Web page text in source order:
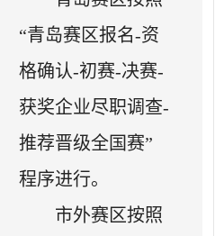
“青岛赛区报名-资
格确认-初赛-决赛-
获奖企业尽职调查-
推荐晋级全国赛”
程序进行。
市外赛区按照